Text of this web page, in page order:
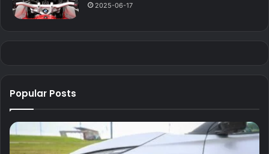
2025-06-17
Popular Posts